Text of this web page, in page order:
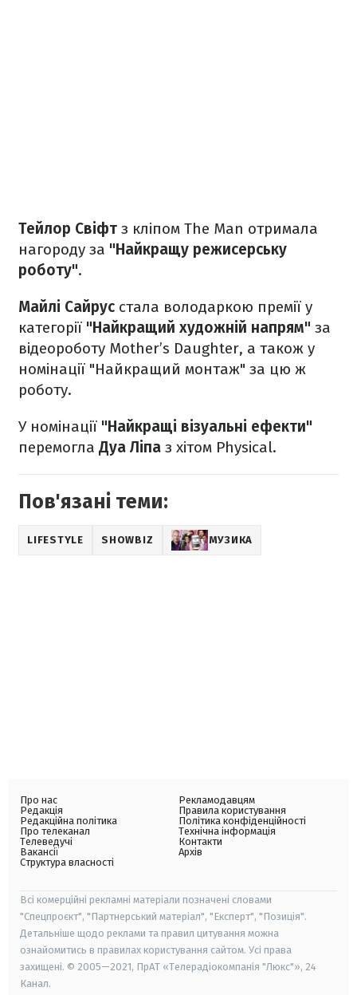
Тейлор Свіфт з кліпом The Man отримала
нагороду за "Найкращу режисерську
роботу".
Майлі Сайрус стала володаркою премії у
категорії "Найкращий художній напрям" за
відеороботу Mother’s Daughter, а також у
номінації "Найкращий монтаж" за цю ж
роботу.
У номінації "Найкращі візуальні ефекти"
перемогла Дуа Ліпа з хітом Physical.
Пов'язані теми:
LIFESTYLE SHOWBIZ МУЗИКА
Про нас
Редакція
Редакційна політика
Про телеканал
Телеведучі
Вакансії
Структура власності
Рекламодавцям
Правила користування
Політика конфіденційності
Технічна інформація
Контакти
Архів
Всі комерційні рекламні матеріали позначені словами
"Спецпроєкт", "Партнерський матеріал", "Експерт", "Позиція".
Детальніше щодо реклами та правил цитування можна
ознайомитись в правилах користування сайтом. Усі права
захищені. © 2005—2021, ПрАТ «Телерадіокомпанія "Люкс"», 24
Канал.